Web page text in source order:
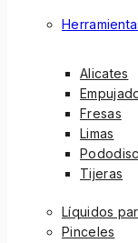
Alicates
Fresas
Limas
Pododisc
Tijeras
Líquidos
Pinceles